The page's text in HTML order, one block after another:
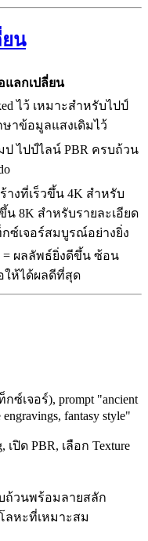
น
แลกเปลี่ยน
ไว้ เหมาะสำหรับไปป์
ษาข้อมูลแสงเดิมไว้
ป ไปป์ไลน์ PBR ครบถ้วน
างที่เร็วขึ้น 4K สำหรับ
น 8K สำหรับรายละเอียด
ซ์เจอร์สมบูรณ์อย่างยิ่ง
= ผลลัพธ์ยิ่งดีขึ้น ซ้อน
ให้ได้ผลดีที่สุด
เจอร์), prompt "ancient
fantasy style"
เปิด PBR, เลือก Texture
ถ้วนพร้อมลายสลัก
ลหะที่เหมาะสม